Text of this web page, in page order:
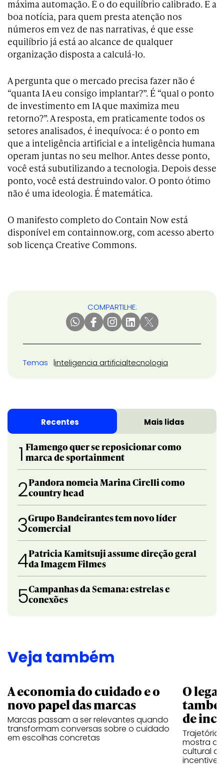
máxima automação. É o do equilíbrio calibrado. E a
boa notícia, para quem presta atenção nos
números em vez de nas narrativas, é que esse
equilíbrio já está ao alcance de qualquer
organização disposta a calculá-lo.
A pergunta que o mercado precisa fazer não é
“quanta IA eu consigo implantar?”. É “qual o ponto
de investimento em IA que maximiza meu
retorno?”. A resposta, em praticamente todos os
setores analisados, é inequívoca: é o ponto em
que a inteligência artificial e a inteligência humana
operam juntas no seu melhor. Antes desse ponto,
você está subutilizando a tecnologia. Depois desse
ponto, você está destruindo valor. O ponto ótimo
não é uma ideologia. É matemática.
O manifesto completo do Contain Now está
disponível em containnow.org, com acesso aberto
sob licença Creative Commons.
COMPARTILHE:
Temas inteligencia artificialtecnologia
Recentes Mais lidas
1 Flamengo quer se reposicionar como
marca de sportainment
2Pandora nomeia Marina Cirelli como
country head
3Grupo Bandeirantes tem novo líder
comercial
4Patricia Kamitsuji assume direção geral
da Imagem Filmes
5Campanhas da Semana: estrelas e
conexões
Veja também
A economia do cuidado e o
novo papel das marcas
Marcas passam a ser relevantes quando
transformam conversas sobre o cuidado
em escolhas concretas
O
de
Trajetória
mostra
cultural
incentive